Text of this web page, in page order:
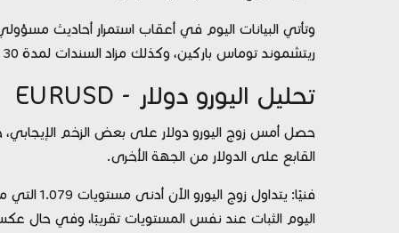
وتأتي البيانات اليوم في أعقاب استمرار أحاديث
ريتشموند توماس باركين، وكذلك مزاد السندات لمدة 30 سنة.
تحليل اليورو دولار - EURUSD
القابع على الدولار من الجهة الأخرى.
فنيًا:
اليوم الثبات عند نفس المستويات تقريبًا، وفي حال عكس السيناريو